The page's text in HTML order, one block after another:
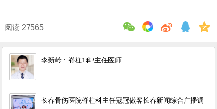
阅读 27565
李新岭：脊柱1科/主任医师
长春骨伤医院脊柱科主任寇冠做客长春新闻综合广播调